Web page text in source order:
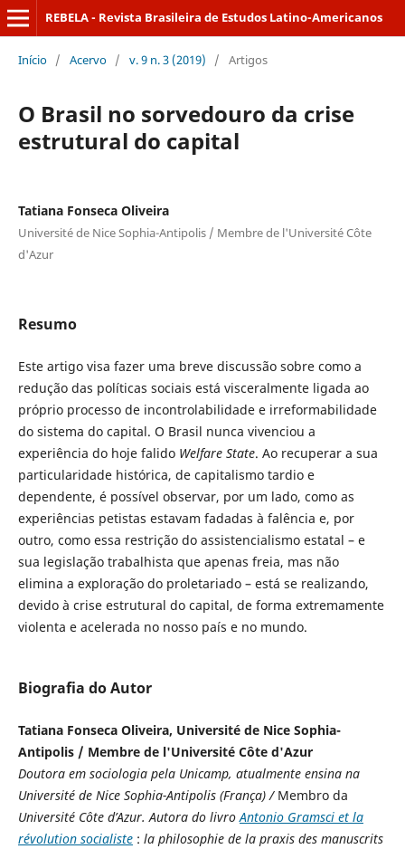
REBELA - Revista Brasileira de Estudos Latino-Americanos
Início / Acervo / v. 9 n. 3 (2019) / Artigos
O Brasil no sorvedouro da crise
estrutural do capital
Tatiana Fonseca Oliveira
Université de Nice Sophia-Antipolis / Membre de l'Université Côte
d'Azur
Resumo
Este artigo visa fazer uma breve discussão sobre como a
redução das políticas sociais está visceralmente ligada ao
próprio processo de incontrolabilidade e irreformabilidade
do sistema do capital. O Brasil nunca vivenciou a
experiência do hoje falido Welfare State. Ao recuperar a sua
particularidade histórica, de capitalismo tardio e
dependente, é possível observar, por um lado, como as
experiências petistas estavam fadadas à falência e, por
outro, como essa restrição do assistencialismo estatal – e
sua legislação trabalhista que apenas freia, mas não
elimina a exploração do proletariado – está se realizando,
devido à crise estrutural do capital, de forma extremamente
violenta e acelerada no nosso país e no mundo.
Biografia do Autor
Tatiana Fonseca Oliveira, Université de Nice Sophia-
Antipolis / Membre de l'Université Côte d'Azur
Doutora em sociologia pela Unicamp, atualmente ensina na
Université de Nice Sophia-Antipolis (França) / Membro da
Université Côte d’Azur.Autora do livroAntonio Gramsci et la
révolution socialiste: la philosophie de la praxis des manuscrits